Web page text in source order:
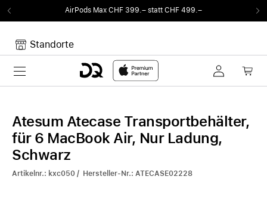
AirPods Max CHF 399.– statt CHF 499.–
Standorte
Toggle navigation
Atesum Atecase Transportbehälter,
für 6 MacBook Air, Nur Ladung,
Schwarz
Artikelnr.: kxc050 / Hersteller-Nr.: ATECASE02228